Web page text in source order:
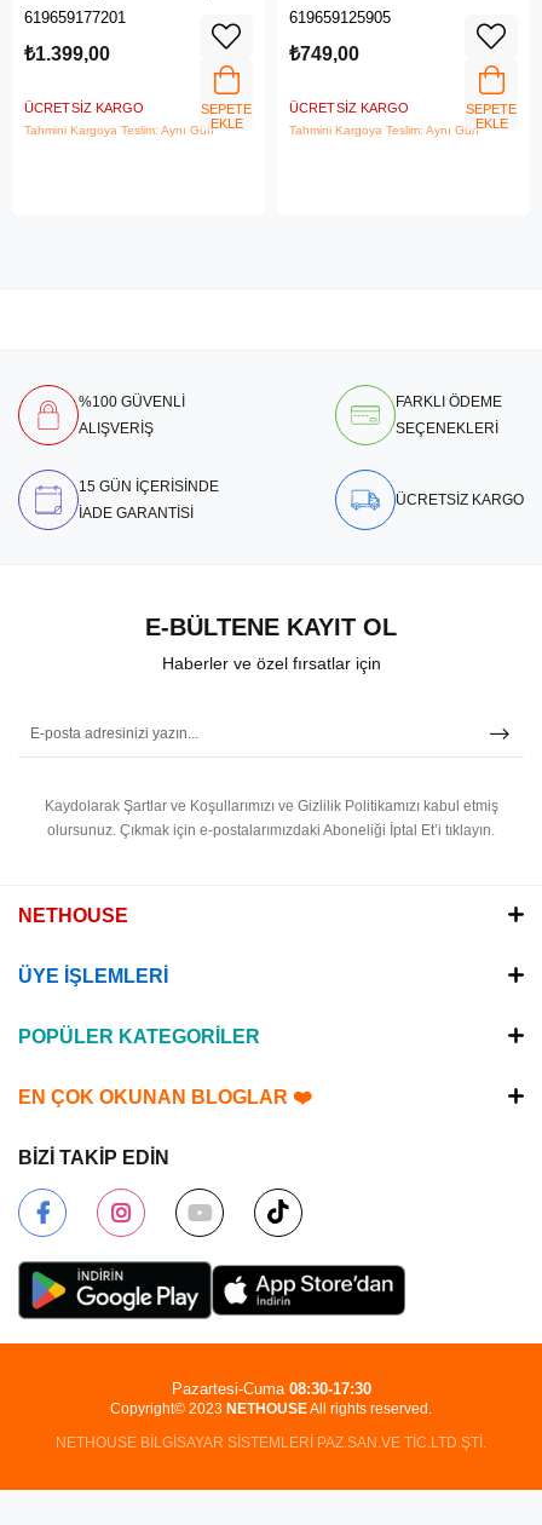
Sürücü SDDDC3-128G-G46
619659177201
₺1.399,00
ÜCRETSIZ KARGO
Tahmini Kargoya Teslim: Aynı Gün
SEPETE
EKLE
619659125905
₺749,00
ÜCRETSIZ KARGO
Tahmini Kargoya Teslim: Aynı Gün
SEPETE
EKLE
%100 GÜVENLİ
ALIŞVERİŞ
FARKLI ÖDEME
SEÇENEKLERİ
15 GÜN İÇERİSİNDE
İADE GARANTİSİ
ÜCRETSİZ KARGO
E-BÜLTENE KAYIT OL
Haberler ve özel fırsatlar için
Kaydolarak Şartlar ve Koşullarımızı ve Gizlilik Politikamızı kabul etmiş
olursunuz. Çıkmak için e-postalarımızdaki Aboneliği İptal Et’i tıklayın.
NETHOUSE
ÜYE İŞLEMLERİ
POPÜLER KATEGORİLER
EN ÇOK OKUNAN BLOGLAR ❤️
BİZİ TAKİP EDİN
Copyright© 2023 NETHOUSEAll rights reserved.
NETHOUSE BİLGİSAYAR SİSTEMLERİ PAZ.SAN.VE TİC.LTD.ŞTİ.
Pazartesi-Cuma 08:30-17:30